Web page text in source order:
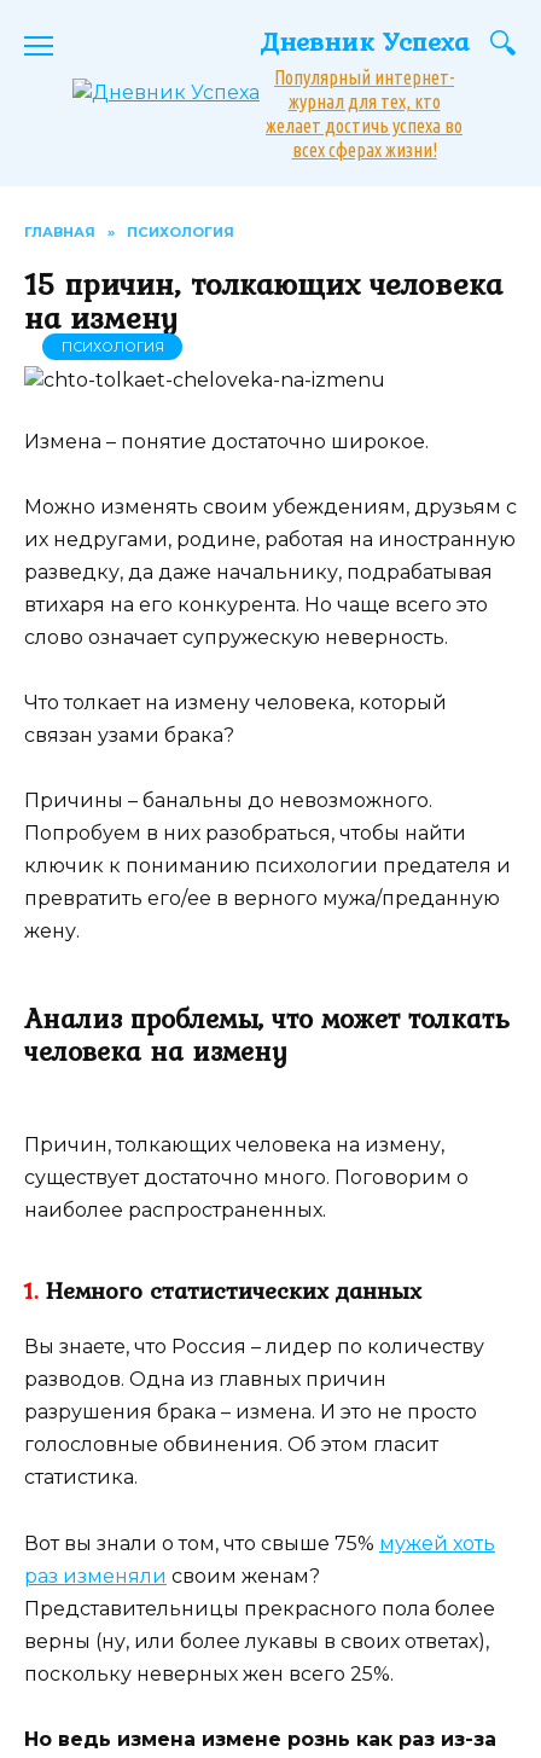
Дневник Успеха
Популярный интернет-
журнал для тех, кто
желает достичь успеха во
всех сферах жизни!
ГЛАВНАЯ » ПСИХОЛОГИЯ
15 причин, толкающих человека
на измену
ПСИХОЛОГИЯ
Измена – понятие достаточно широкое.
Можно изменять своим убеждениям, друзьям с
их недругами, родине, работая на иностранную
разведку, да даже начальнику, подрабатывая
втихаря на его конкурента. Но чаще всего это
слово означает супружескую неверность.
Что толкает на измену человека, который
связан узами брака?
Причины – банальны до невозможного.
Попробуем в них разобраться, чтобы найти
ключик к пониманию психологии предателя и
превратить его/ее в верного мужа/преданную
жену.
Анализ проблемы, что может толкать
человека на измену
Причин, толкающих человека на измену,
существует достаточно много. Поговорим о
наиболее распространенных.
1. Немного статистических данных
Вы знаете, что Россия – лидер по количеству
разводов. Одна из главных причин
разрушения брака – измена. И это не просто
голословные обвинения. Об этом гласит
статистика.
Вот вы знали о том, что свыше 75% мужей хоть
раз изменяли своим женам?
Представительницы прекрасного пола более
верны (ну, или более лукавы в своих ответах),
поскольку неверных жен всего 25%.
Но ведь измена измене рознь как раз из-за